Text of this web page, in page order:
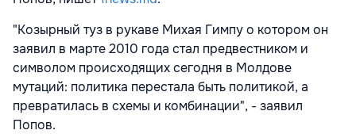
"Козырный туз в рукаве Михая Гимпу о котором он
заявил в марте 2010 года стал предвестником и
символом происходящих сегодня в Молдове
мутаций: политика перестала быть политикой, а
превратилась в схемы и комбинации", - заявил
Попов.